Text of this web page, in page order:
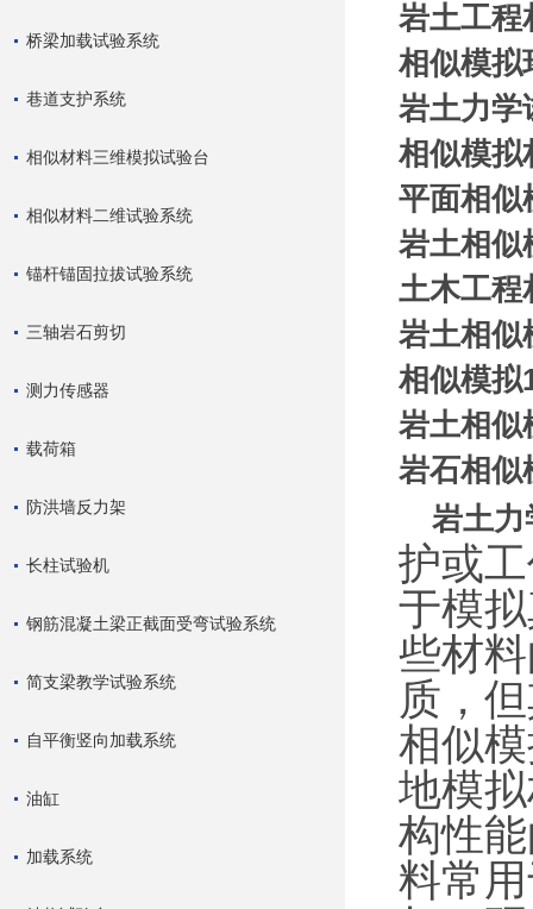
桥梁加载试验系统
巷道支护系统
相似材料三维模拟试验台
相似材料二维试验系统
锚杆锚固拉拔试验系统
三轴岩石剪切
测力传感器
载荷箱
防洪墙反力架
长柱试验机
钢筋混凝土梁正截面受弯试验系统
简支梁教学试验系统
自平衡竖向加载系统
油缸
加载系统
岩土工程
相似模拟
岩土力学
相似模拟
平面相似
岩土相似
土木工程
岩土相似
相似模拟
岩土相似
岩石相似
岩土力
护或
于模
些材
质，
相似
地模
构性
料常